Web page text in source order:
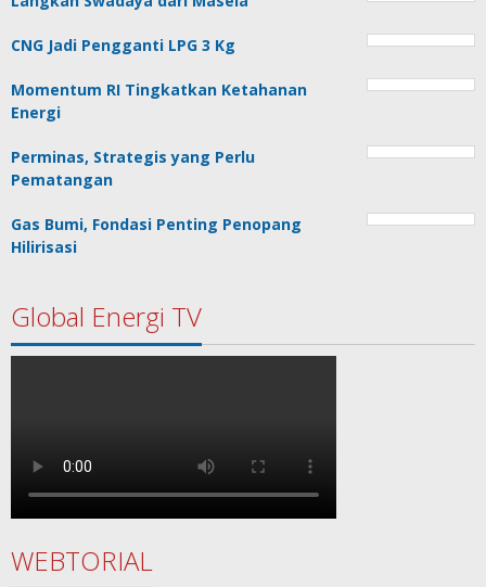
CNG Jadi Pengganti LPG 3 Kg
Momentum RI Tingkatkan Ketahanan
Energi
Perminas, Strategis yang Perlu
Pematangan
Gas Bumi, Fondasi Penting Penopang
Hilirisasi
Global Energi TV
WEBTORIAL